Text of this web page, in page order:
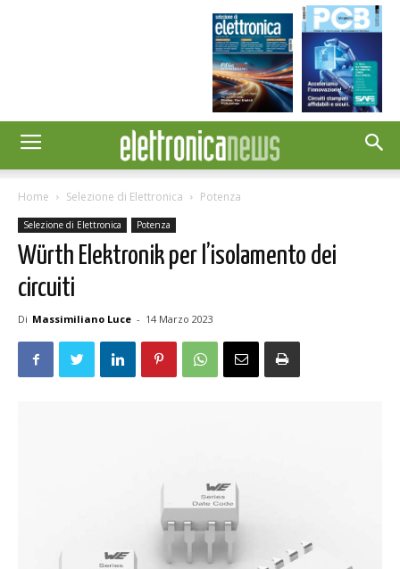
Home Selezione di Elettronica Potenza
Selezione di Elettronica Potenza
Würth Elektronik per l’isolamento dei
circuiti
Di Massimiliano Luce - 14 Marzo 2023